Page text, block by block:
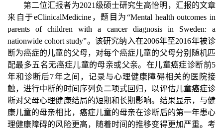
第二位汇报者为2021级硕士研究生高怡明，汇报的文章
来自于eClinicalMedicine，题目为“Mental health outcomes in
parents of children with a cancer diagnosis in Sweden: a
nationwide cohort study”。该研究纳入在2006年至2016年被诊
断为癌症的儿童的父母，对每个癌症儿童的父母分别随机匹
配最多五名无癌症儿童的母亲或父亲。在儿童癌症诊断前5
年和诊断后7年之间，记录与心理健康障碍相关的医院接
触，进行中断的时间序列负二项式回归，以评估儿童癌症诊
断对父母心理健康结局的短期和长期影响。结果显示，与健
康儿童的母亲相比，癌症儿童的母亲在诊断后的第一年患心
理健康障碍的风险更高，随着时间的推移变得更加严重。考